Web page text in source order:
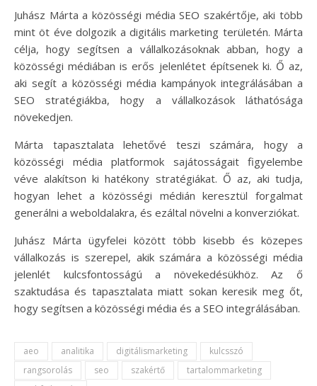
Juhász Márta a közösségi média SEO szakértője, aki több
mint öt éve dolgozik a digitális marketing területén. Márta
célja, hogy segítsen a vállalkozásoknak abban, hogy a
közösségi médiában is erős jelenlétet építsenek ki. Ő az,
aki segít a közösségi média kampányok integrálásában a
SEO stratégiákba, hogy a vállalkozások láthatósága
növekedjen.
Márta tapasztalata lehetővé teszi számára, hogy a
közösségi média platformok sajátosságait figyelembe
véve alakítson ki hatékony stratégiákat. Ő az, aki tudja,
hogyan lehet a közösségi médián keresztül forgalmat
generálni a weboldalakra, és ezáltal növelni a konverziókat.
Juhász Márta ügyfelei között több kisebb és közepes
vállalkozás is szerepel, akik számára a közösségi média
jelenlét kulcsfontosságú a növekedésükhöz. Az ő
szaktudása és tapasztalata miatt sokan keresik meg őt,
hogy segítsen a közösségi média és a SEO integrálásában.
aeo analitika digitálismarketing
kulcsszó
rangsorolás
seo szakértő
tartalommarketing